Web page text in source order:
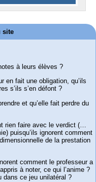
site
à leurs élèves ?
en fait une obligation, qu’ils
s’ils s’en défont ?
et qu’elle fait perdre du
rien faire avec le verdict (…
puisqu’ils ignorent comment
de la prestation
comment le professeur a
à noter, ce qui l’anime ?
dans ce jeu unilatéral ?